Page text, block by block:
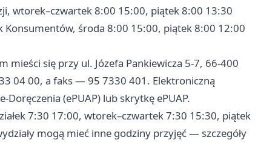
wtorek–czwartek 8:00 15:00, piątek 8:00 13:30
Konsumentów, środa 8:00 15:00, piątek 8:00 12:00
się przy ul. Józefa Pankiewicza 5-7, 66-400
04 00, a faks — 95 7330 401. Elektroniczną
(ePUAP) lub skrytkę ePUAP.
7:30 17:00, wtorek–czwartek 7:30 15:30, piątek
mogą mieć inne godziny przyjęć — szczegóły